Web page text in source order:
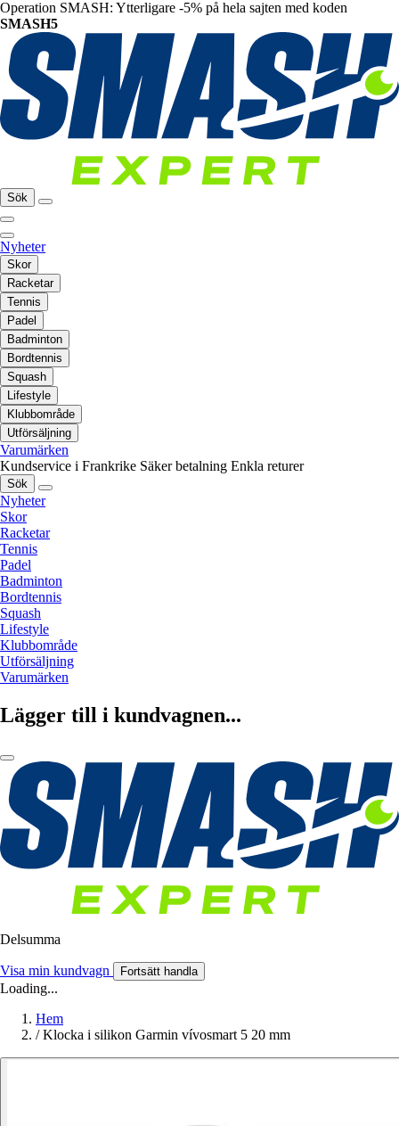
Operation SMASH: Ytterligare -5% på hela sajten med koden
SMASH5
Sök
Nyheter
Skor
Racketar
Tennis
Padel
Badminton
Bordtennis
Squash
Lifestyle
Klubbområde
Utförsäljning
Varumärken
Kundservice i Frankrike Säker betalning Enkla returer
Sök
Nyheter
Skor
Racketar
Tennis
Padel
Badminton
Bordtennis
Squash
Lifestyle
Klubbområde
Utförsäljning
Varumärken
Lägger till i kundvagnen...
Delsumma
Visa min kundvagn Fortsätt handla
Loading...
Hem
/ Klocka i silikon Garmin vívosmart 5 20 mm